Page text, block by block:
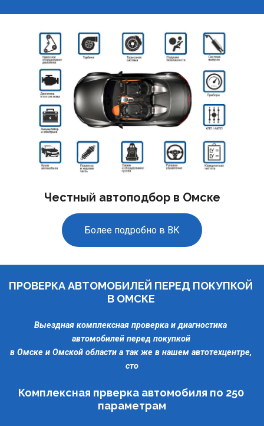
Честный автоподбор в Омске
Более подробно в ВК
ПРОВЕРКА АВТОМОБИЛЕЙ ПЕРЕД ПОКУПКОЙ
В ОМСКЕ
Выездная комплексная проверка и диагностика
автомобилей перед покупкой
в Омске и Омской области а так же в нашем автотехцентре,
сто
Комплексная прверка автомобиля по 250
параметрам